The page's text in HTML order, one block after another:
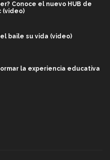
Conoce el nuevo HUB de
(video)
baile su vida (video)
la experiencia educativa